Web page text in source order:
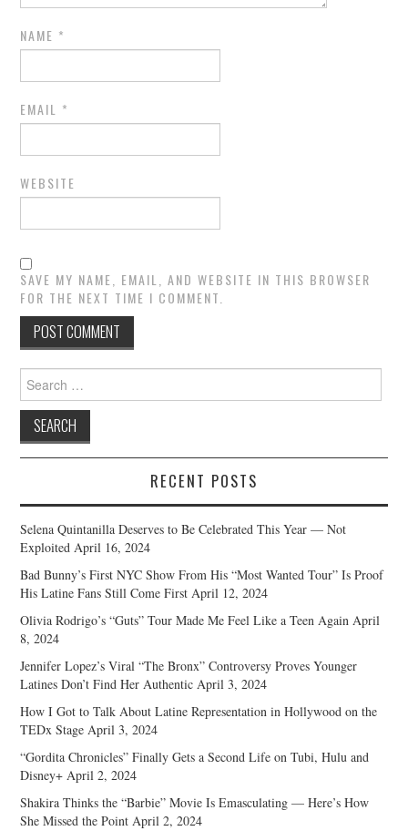
NAME *
EMAIL *
WEBSITE
SAVE MY NAME, EMAIL, AND WEBSITE IN THIS BROWSER
FOR THE NEXT TIME I COMMENT.
Search
for:
RECENT POSTS
Selena Quintanilla Deserves to Be Celebrated This Year — Not
Exploited April 16, 2024
Bad Bunny’s First NYC Show From His “Most Wanted Tour” Is Proof
His Latine Fans Still Come First April 12, 2024
Olivia Rodrigo’s “Guts” Tour Made Me Feel Like a Teen Again April
8, 2024
Jennifer Lopez’s Viral “The Bronx” Controversy Proves Younger
Latines Don’t Find Her Authentic April 3, 2024
How I Got to Talk About Latine Representation in Hollywood on the
TEDx Stage April 3, 2024
“Gordita Chronicles” Finally Gets a Second Life on Tubi, Hulu and
Disney+ April 2, 2024
Shakira Thinks the “Barbie” Movie Is Emasculating — Here’s How
She Missed the Point April 2, 2024